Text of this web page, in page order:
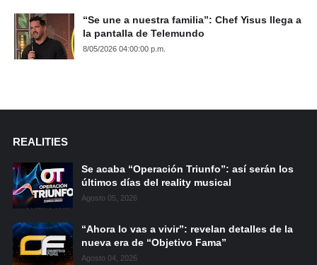
“Se une a nuestra familia”: Chef Yisus llega a
la pantalla de Telemundo
8/05/2026 04:00:00 p.m.
REALITIES
Se acaba “Operación Triunfo”: así serán los
últimos días del reality musical
Agosto 05, 2026
“Ahora lo vas a vivir”: revelan detalles de la
nueva era de “Objetivo Fama”
Agosto 04, 2026